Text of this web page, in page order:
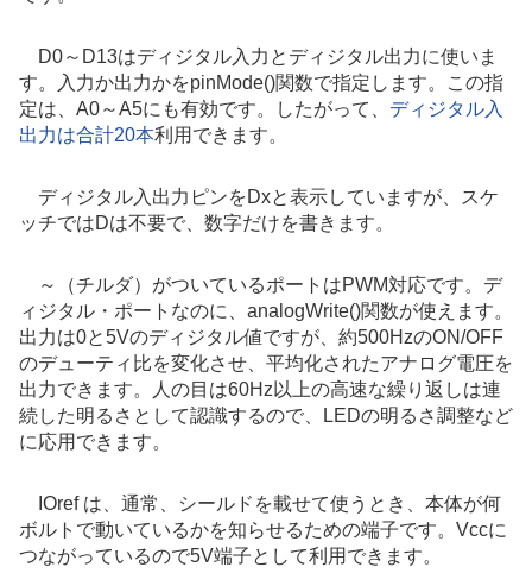
D0～D13はディジタル入力とディジタル出力に使いま
す。入力か出力かをpinMode()関数で指定します。この指
定は、A0～A5にも有効です。したがって、 ディジタル入
出力は合計20本利用できます。
ディジタル入出力ピンをDxと表示していますが、スケ
ッチではDは不要で、数字だけを書きます。
～（チルダ）がついているポートはPWM対応です。デ
ィジタル・ポートなのに、analogWrite()関数が使えます。
出力は0と5Vのディジタル値ですが、約500HzのON/OFF
のデューティ比を変化させ、平均化されたアナログ電圧を
出力できます。人の目は60Hz以上の高速な繰り返しは連
続した明るさとして認識するので、LEDの明るさ調整など
に応用できます。
IOref は、通常、シールドを載せて使うとき、本体が何
ボルトで動いているかを知らせるための端子です。Vccに
つながっているので5V端子として利用できます。